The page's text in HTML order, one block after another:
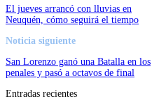
El jueves arrancó con lluvias en
Neuquén, cómo seguirá el tiempo
Noticia siguiente
San Lorenzo ganó una Batalla en los
penales y pasó a octavos de final
Entradas recientes